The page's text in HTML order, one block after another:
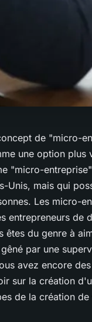
de "micro-
une option plus
"micro-
Unis, mais qui
Les micro-
entrepreneurs de
êtes du genre à
par une
avez encore
sur la création
de la création